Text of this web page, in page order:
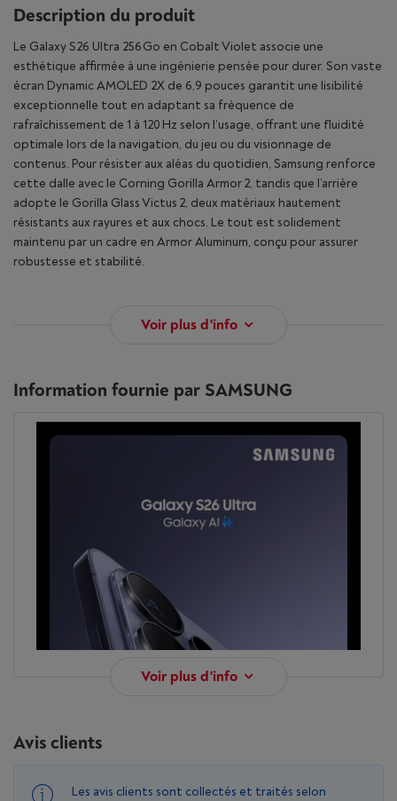
Description du produit
Le Galaxy S26 Ultra 256 Go en Cobalt Violet associe une
esthétique affirmée à une ingénierie pensée pour durer. Son vaste
écran Dynamic AMOLED 2X de 6,9 pouces garantit une lisibilité
exceptionnelle tout en adaptant sa fréquence de
rafraîchissement de 1 à 120 Hz selon l’usage, offrant une fluidité
optimale lors de la navigation, du jeu ou du visionnage de
contenus. Pour résister aux aléas du quotidien, Samsung renforce
cette dalle avec le Corning Gorilla Armor 2, tandis que l’arrière
adopte le Gorilla Glass Victus 2, deux matériaux hautement
résistants aux rayures et aux chocs. Le tout est solidement
maintenu par un cadre en Armor Aluminum, conçu pour assurer
robustesse et stabilité.
Voir plus d'info
Information fournie par SAMSUNG
Voir plus d'info
Avis clients
Les avis clients sont collectés et traités selon